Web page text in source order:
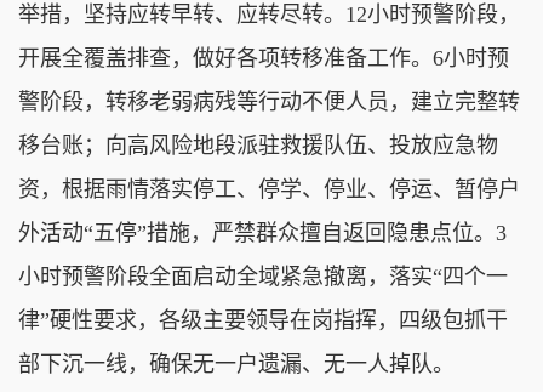
举措，坚持应转早转、应转尽转。12小时预警阶段，
开展全覆盖排查，做好各项转移准备工作。6小时预
警阶段，转移老弱病残等行动不便人员，建立完整转
移台账；向高风险地段派驻救援队伍、投放应急物
资，根据雨情落实停工、停学、停业、停运、暂停户
外活动“五停”措施，严禁群众擅自返回隐患点位。3
小时预警阶段全面启动全域紧急撤离，落实“四个一
律”硬性要求，各级主要领导在岗指挥，四级包抓干
部下沉一线，确保无一户遗漏、无一人掉队。